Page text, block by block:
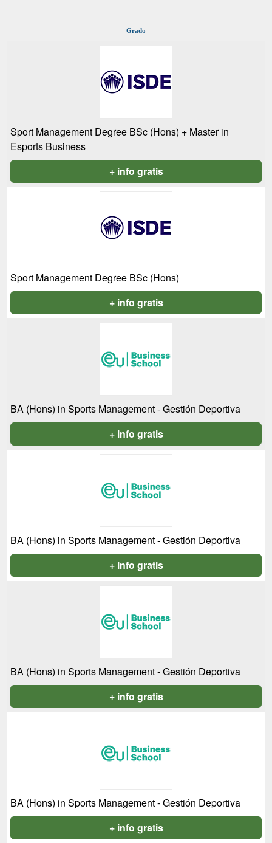
Grado
Sport Management Degree BSc (Hons) + Master in
Esports Business
+ info gratis
Sport Management Degree BSc (Hons)
+ info gratis
BA (Hons) in Sports Management - Gestión Deportiva
+ info gratis
BA (Hons) in Sports Management - Gestión Deportiva
+ info gratis
BA (Hons) in Sports Management - Gestión Deportiva
+ info gratis
BA (Hons) in Sports Management - Gestión Deportiva
+ info gratis